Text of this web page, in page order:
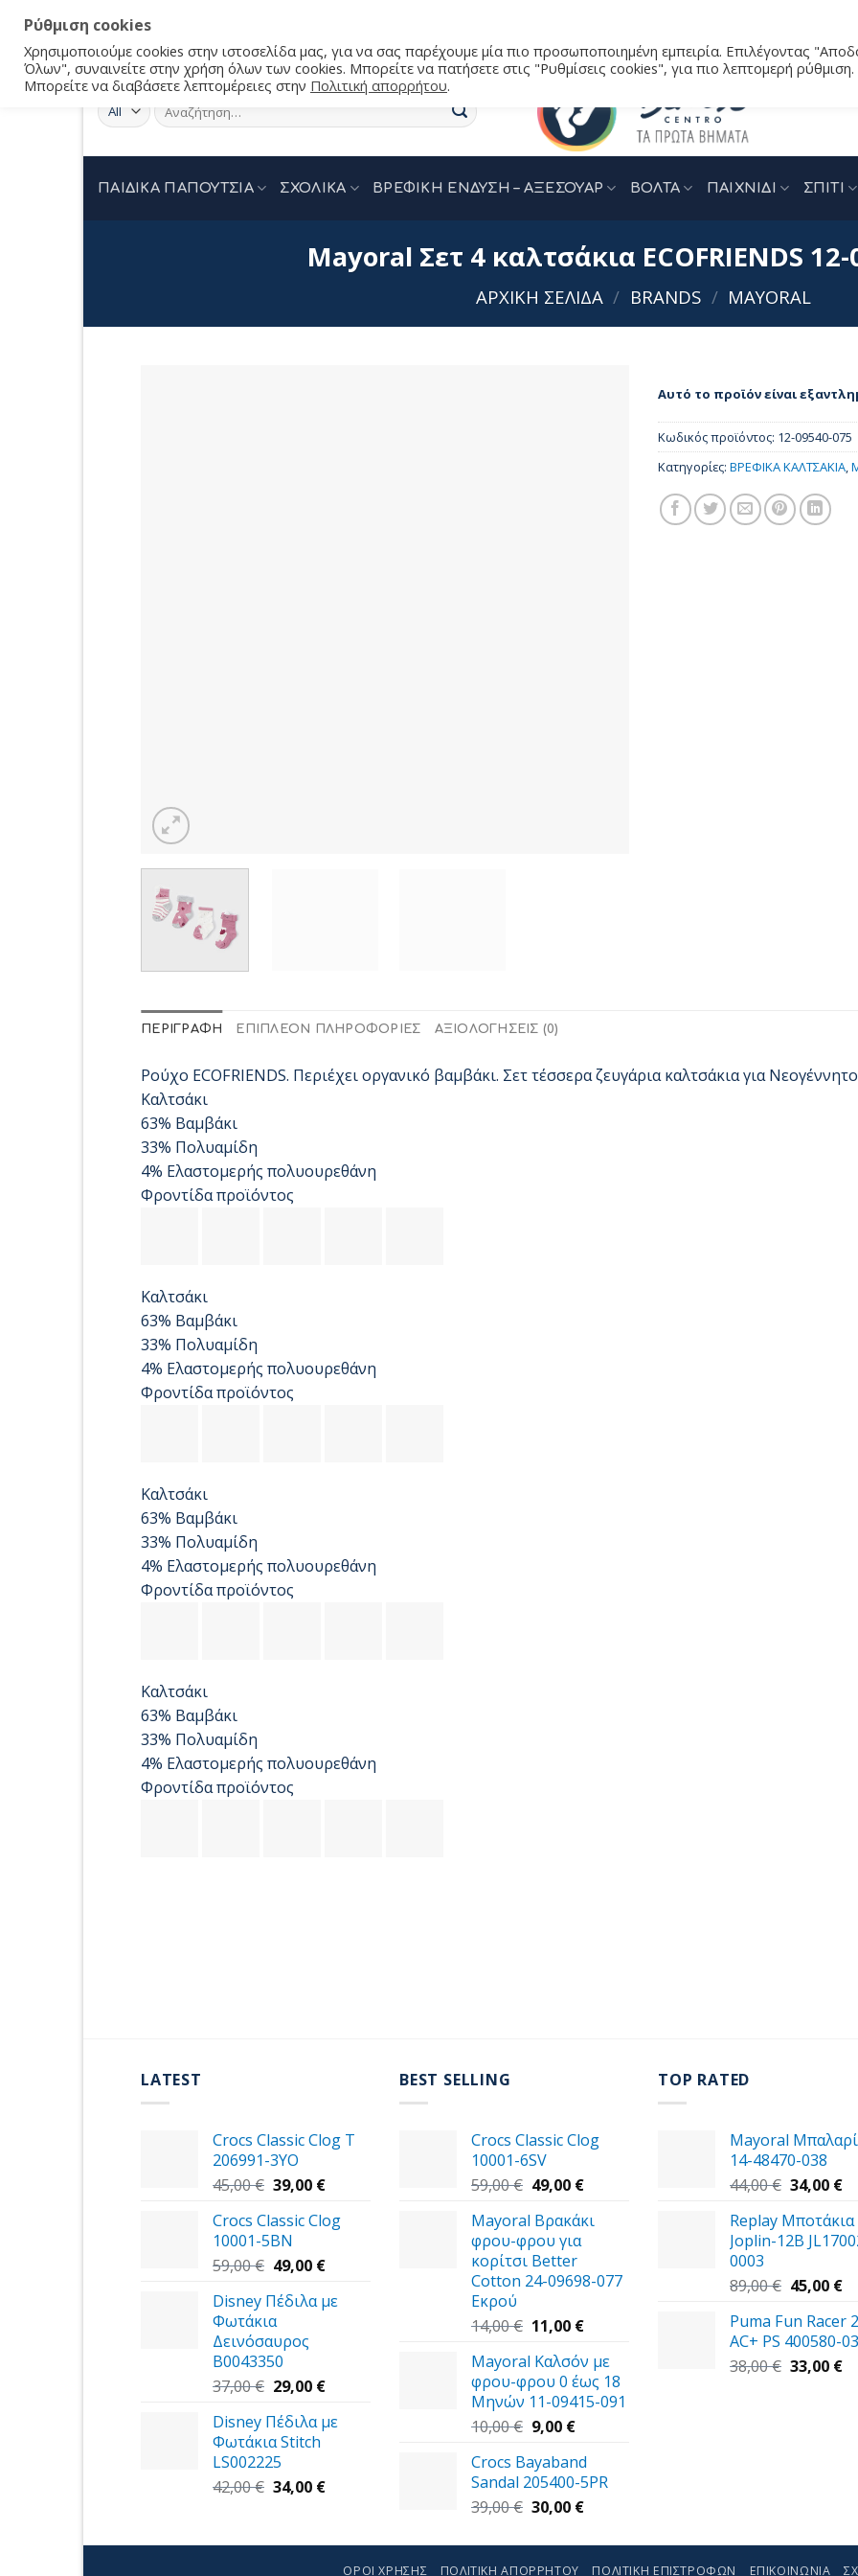
Αναζήτηση
για:
ΠΑΙΔΙΚΑ ΠΑΠΟΥΤΣΙΑ ΣΧΟΛΙΚΑ ΒΡΕΦΙΚΗ ΕΝΔΥΣΗ – ΑΞΕΣΟΥΑΡ ΒΟΛΤΑ ΠΑΙΧΝΙΔΙ ΣΠΙΤΙ
Mayoral Σετ 4 καλτσάκια ECOFRIENDS
ΑΡΧΙΚΉ ΣΕΛΊΔΑ / BRANDS / MAYORAL
Αυτό το προϊόν είναι
Κωδικός προϊόντος: 12-09540-075
Κατηγορίες: ΒΡΕΦΙΚΑ ΚΑΛΤΣΑΚΙΑ,
ΠΕΡΙΓΡΑΦΉ ΕΠΙΠΛΈΟΝ ΠΛΗΡΟΦΟΡΊΕΣ ΑΞΙΟΛΟΓΉΣΕΙΣ (0)
Ρούχο ECOFRIENDS. Περιέχει οργανικό βαμβάκι. Σετ τέσσερα ζευγάρια καλτσάκια για
Καλτσάκι
63% Βαμβάκι
33% Πολυαμίδη
4% Ελαστομερής πολυουρεθάνη
Φροντίδα προϊόντος
Καλτσάκι
63% Βαμβάκι
33% Πολυαμίδη
4% Ελαστομερής πολυουρεθάνη
Φροντίδα προϊόντος
Καλτσάκι
63% Βαμβάκι
33% Πολυαμίδη
4% Ελαστομερής πολυουρεθάνη
Φροντίδα προϊόντος
Καλτσάκι
63% Βαμβάκι
33% Πολυαμίδη
4% Ελαστομερής πολυουρεθάνη
Φροντίδα προϊόντος
LATEST
Crocs Classic Clog T
206991-3YΟ
45,00€ Original
was:
45,00 €.
39,00 €Η
τιμή
39,00 €.
Crocs Classic Clog
10001-5BN
59,00€ Original
was:
59,00 €.
49,00 €Η
τιμή
Disney Πέδιλα με
Φωτάκια
Δεινόσαυρος
B0043350
37,00€ Original
was:
37,00 €.
29,00 €Η
τιμή
Disney Πέδιλα με
Φωτάκια Stitch
LS002225
42,00€ Original
42,00 €.
34,00 €Η
είναι:
34,00 €.
BEST SELLING
Crocs Classic Clog
10001-6SV
59,00€ Original
was:
59,00 €.
49,00 €Η
τιμή
Mayoral Βρακάκι
φρου-φρου για
κορίτσι Better
Cotton 24-09698-077
Εκρού
14,00€ Original
was:
14,00 €.
11,00 €Η
τιμή
είναι:
11,00 €.
Mayoral Καλσόν με
φρου-φρου 0 έως 18
Μηνών 11-09415-091
10,00€ Original
was:
10,00 €.
9,00 €Η
τιμή
είναι:
9,00 €.
Crocs Bayaband
Sandal 205400-5PR
39,00€ Original
was:
39,00 €.
30,00 €Η
τιμή
είναι:
TOP RATED
Mayoral
14-48470-038
44,00€ Original
was:
44,00 €.
34,00 €Η
Replay Μποτάκια
Joplin-12B
0003
89,00€ Original
was:
89,00 €.
45,00 €Η
Puma Fun Racer 2
AC+ PS 400580-03
38,00€ Original
33,00 €Η
ΌΡΟΙ ΧΡΉΣΗΣ ΠΟΛΙΤΙΚΉ ΑΠΟΡΡΉΤΟΥ ΠΟΛΙΤΙΚΉ ΕΠΙΣΤΡΟΦΏΝ ΕΠΙΚΟΙΝΩΝΊΑ
Ρύθμιση cookies
Χρησιμοποιούμε cookies στην ιστοσελίδα μας, για να σας παρέχουμε μία πιο προσωποποιημένη εμπειρία. Επιλέγοντας
Όλων", συναινείτε στην χρήση όλων των cookies. Μπορείτε να πατήσετε στις "Ρυθμίσεις cookies", για πιο λεπτομερή ρύθμιση.
Μπορείτε να διαβάσετε λεπτομέρειες στην Πολιτική απορρήτου.